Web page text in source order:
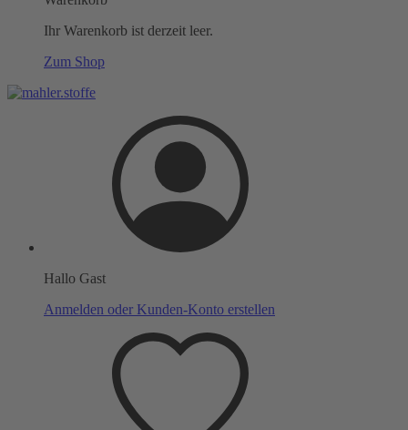
Ihr Warenkorb ist derzeit leer.
Zum Shop
Hallo Gast
Anmelden oder Kunden-Konto erstellen